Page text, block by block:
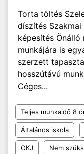
Torta töltés
díszítés
képesítés Önálló
munkájára is
szerzett
hosszútávú
Céges...
Teljes munkaidő 8
Általános iskola
OKJ Nem